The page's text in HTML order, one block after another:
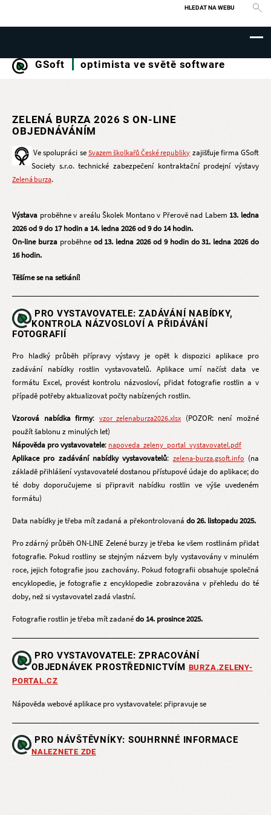
Vyhledávání
GSoft optimista ve světě software
ZELENÁ BURZA 2026 S ON-LINE
OBJEDNÁVÁNÍM
Ve spolupráci se Svazem školkařů České republiky zajišťuje firma GSoft
Society s.r.o. technické zabezpečení kontraktační prodejní výstavy
Zelená burza.
Výstava proběhne v areálu Školek Montano v Přerově nad Labem 13. ledna
2026 od 9 do 17 hodin a 14. ledna 2026 od 9 do 14 hodin.
On-line burzaproběhne od 13. ledna 2026 od 9 hodin do 31. ledna 2026 do
16 hodin.
Těšíme se na setkání!
PRO VYSTAVOVATELE: ZADÁVÁNÍ NABÍDKY,
KONTROLA NÁZVOSLOVÍ A PŘIDÁVÁNÍ
FOTOGRAFIÍ
Pro hladký průběh přípravy výstavy je opět k dispozici aplikace pro
zadávání nabídky rostlin vystavovatelů. Aplikace umí načíst data ve
formátu Excel, provést kontrolu názvosloví, přidat fotografie rostlin a v
případě potřeby aktualizovat počty nabízených rostlin.
Vzorová nabídka firmy:vzor_zelenaburza2026.xlsx (POZOR: není možné
použít šablonu z minulých let)
Nápověda pro vystavovatele: napoveda_zeleny_portal_vystavovatel.pdf
Aplikace pro zadávání nabídky vystavovatelů: zelena-burza.gsoft.info (na
základě přihlášení vystavovatelé dostanou přístupové údaje do aplikace; do
té doby doporučujeme si připravit nabídku rostlin ve výše uvedeném
formátu)
Data nabídky je třeba mít zadaná a překontrolovaná do 26. listopadu 2025.
Pro zdárný průběh ON-LINE Zelené burzy je třeba ke všem rostlinám přidat
fotografie. Pokud rostliny se stejným názvem byly vystavovány v minulém
roce, jejich fotografie jsou zachovány. Pokud fotografii obsahuje společná
encyklopedie, je fotografie z encyklopedie zobrazována v přehledu do té
doby, než si vystavovatel zadá vlastní.
Fotografie rostlin je třeba mít zadanédo 14. prosince 2025.
PRO VYSTAVOVATELE: ZPRACOVÁNÍ
OBJEDNÁVEK PROSTŘEDNICTVÍM BURZA.ZELENY-
PORTAL.CZ
Nápověda webové aplikace pro vystavovatele: připravuje se
PRO NÁVŠTĚVNÍKY: SOUHRNNÉ INFORMACE
NALEZNETE ZDE